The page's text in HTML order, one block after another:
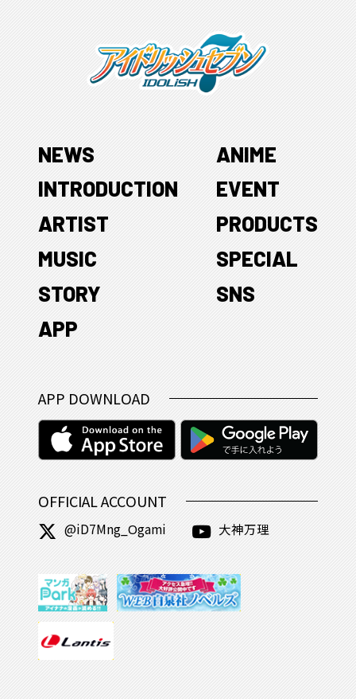
NEWS
INTRODUCTION
ARTIST
MUSIC
STORY
APP
ANIME
EVENT
PRODUCTS
SPECIAL
SNS
APP DOWNLOAD
OFFICIAL ACCOUNT
@iD7Mng_Ogami 大神万理